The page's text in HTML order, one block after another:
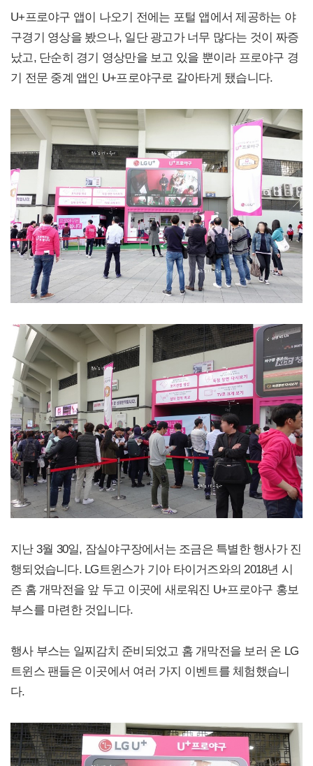
U+프로야구 앱이 나오기 전에는 포털 앱에서 제공하는 야
구경기 영상을 봤으나, 일단 광고가 너무 많다는 것이 짜증
났고, 단순히 경기 영상만을 보고 있을 뿐이라 프로야구 경
기 전문 중계 앱인 U+프로야구로 갈아타게 됐습니다.
지난 3월 30일, 잠실야구장에서는 조금은 특별한 행사가 진
행되었습니다. LG트윈스가 기아 타이거즈와의 2018년 시
즌 홈 개막전을 앞 두고 이곳에 새로워진 U+프로야구 홍보
부스를 마련한 것입니다.
행사 부스는 일찌감치 준비되었고 홈 개막전을 보러 온 LG
트윈스 팬들은 이곳에서 여러 가지 이벤트를 체험했습니
다.